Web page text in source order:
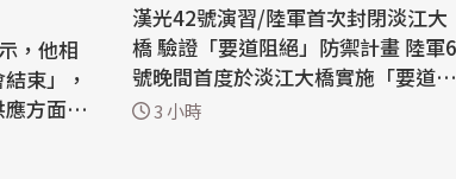
，他相
束」，
方面面
漢光42號演習/陸軍首次封閉淡江大
橋 驗證「要道阻絕」防禦計畫 陸軍6
號晚間首度於淡江大橋實施「要道阻
絕」操演，由工兵部隊在4小時內部
3 小時